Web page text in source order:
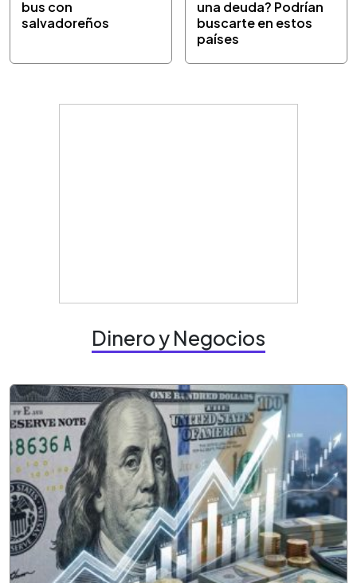
bus con
salvadoreños
una deuda? Podrían
buscarte en estos
países
Dinero y Negocios